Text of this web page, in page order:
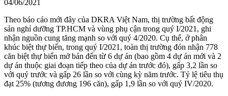
04/06/2021
Theo báo cáo mới đây của DKRA Việt Nam, thị trường bất động
sản nghỉ dưỡng TP.HCM và vùng phụ cận trong quý I/2021, ghi
nhận nguồn cung tăng mạnh so với quý 4/2020. Cụ thể, ở phân
khúc biệt thự biển, trong quý I/2021, toàn thị trường đón nhận 778
căn biệt thự biển mở bán đến từ 6 dự án (bao gồm 4 dự án mới và 2
dự án thuộc giai đoạn tiếp theo của dự án trước đó), gấp 3,2 lần so
với quý trước và gấp 26 lần so với cùng kỳ năm trước. Tỷ lệ tiêu thụ
đạt 25% (tương đương 196 căn), gấp 1,9 lần so với quý IV/2020.